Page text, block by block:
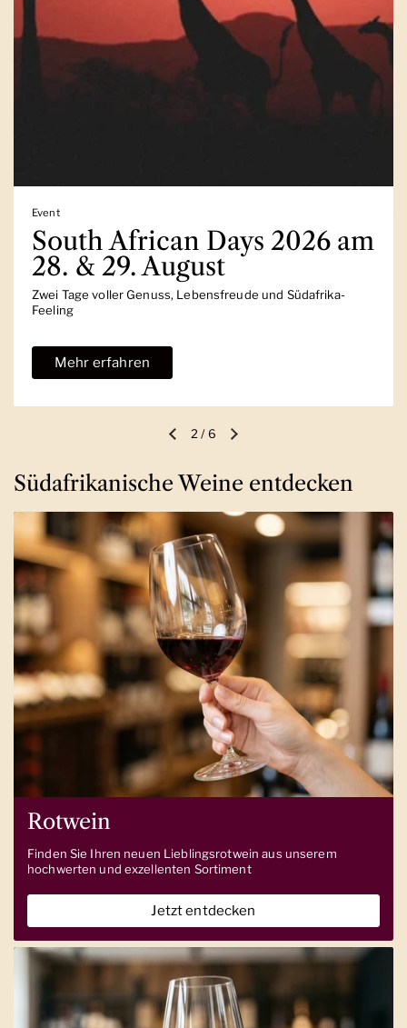
Event
South African Days 2026 am
28. & 29. August
Zwei Tage voller Genuss, Lebensfreude und Südafrika-
Feeling
Mehr erfahren
Vorherige FolieNächste Folie
2 /6
Südafrikanische Weine entdecken
Rotwein
Finden Sie Ihren neuen Lieblingsrotwein aus unserem
hochwerten und exzellenten Sortiment
Jetzt entdecken